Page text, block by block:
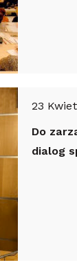
23
Do
dialog